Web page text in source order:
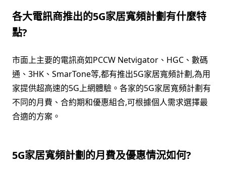
各大電訊商推出的5G家居寬頻計劃有什麼特
點?
市面上主要的電訊商如PCCW Netvigator、HGC、數碼
通、3HK、SmarTone等,都有推出5G家居寬頻計劃,為用
家提供超高速的5G上網體驗。各家的5G家居寬頻計劃有
不同的月費、合約期和優惠組合,可根據個人需求選擇最
合適的方案。
5G家居寬頻計劃的月費及優惠情況如何?